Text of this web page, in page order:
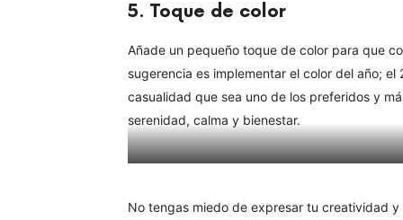
5. Toque de color
Añade un pequeño toque de color para que
sugerencia es implementar el color del año; el
casualidad que sea uno de los preferidos y
serenidad, calma y bienestar.
No tengas miedo de expresar tu creatividad